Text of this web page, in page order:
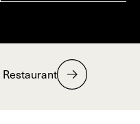
Restaurant